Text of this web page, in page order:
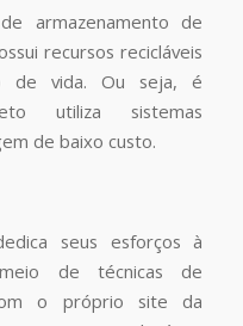
armazenamento de
recursos recicláveis
de vida. Ou seja, é
utiliza sistemas
de baixo custo.
seus esforços à
de técnicas de
o próprio site da